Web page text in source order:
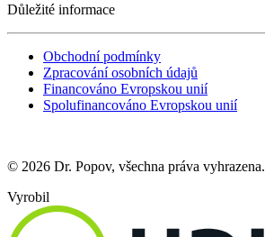
Důležité informace
Obchodní podmínky
Zpracování osobních údajů
Financováno Evropskou unií
Spolufinancováno Evropskou unií
© 2026 Dr. Popov, všechna práva vyhrazena.
Vyrobil